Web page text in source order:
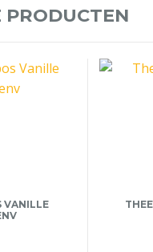
PRODUCTEN
VANILLE